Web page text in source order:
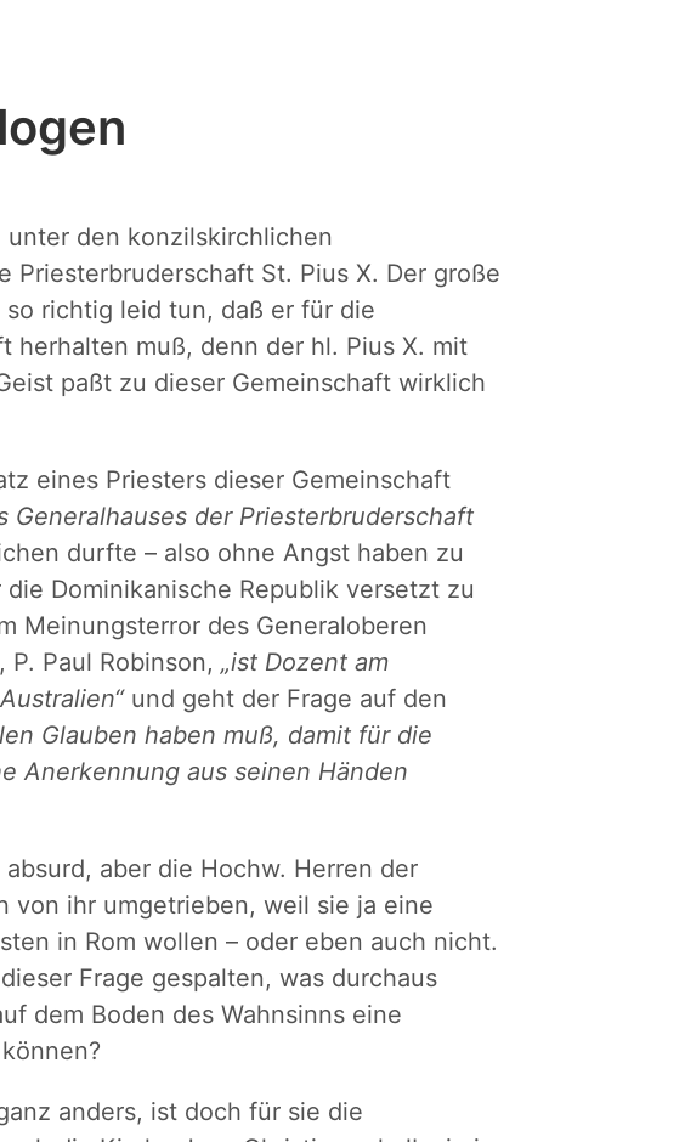
unter den konzilskirchlichen
Priesterbruderschaft St. Pius X. Der große
richtig leid tun, daß er für die
herhalten muß, denn der hl. Pius X. mit
paßt zu dieser Gemeinschaft wirklich
eines Priesters dieser Gemeinschaft
Generalhauses der Priesterbruderschaft
durfte – also ohne Angst haben zu
Dominikanische Republik versetzt zu
Meinungsterror des Generaloberen
Paul Robinson, „ist Dozent am
und geht der Frage auf den
Glauben haben muß, damit für die
Anerkennung aus seinen Händen
aber die Hochw. Herren der
von ihr umgetrieben, weil sie ja eine
in Rom wollen – oder eben auch nicht.
Frage gespalten, was durchaus
dem Boden des Wahnsinns eine
anders, ist doch für sie die